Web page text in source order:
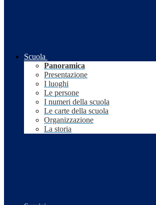
Scuola
Panoramica
Presentazione
I luoghi
Le persone
I numeri della scuola
Le carte della scuola
Organizzazione
La storia